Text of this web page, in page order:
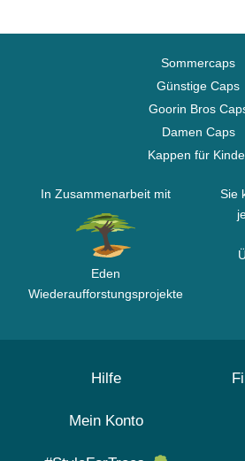
Sommercaps
Günstige Caps
Goorin Bros
Damen Caps
Kappen für
In Zusammenarbeit mit
Eden
Wiederaufforstungsprojekte
Sie
Hilfe
Mein Konto